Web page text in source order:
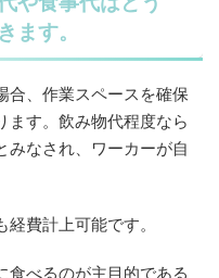
ます。
合、作業スペースを確保
ます。飲み物代程度なら
みなされ、ワーカーが自
費計上可能です。
食べるのが主目的である